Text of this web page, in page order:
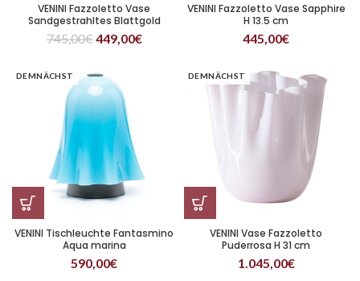
VENINI Fazzoletto Vase
Sandgestrahltes Blattgold
Kristall H 13.5 cm
745,00€449,00€
VENINI Fazzoletto Vase Sapphire
H 13.5 cm
445,00€
DEMNÄCHST
VENINI Tischleuchte Fantasmino
Aqua marina
590,00€
DEMNÄCHST
VENINI Vase Fazzoletto
Puderrosa H 31 cm
1.045,00€